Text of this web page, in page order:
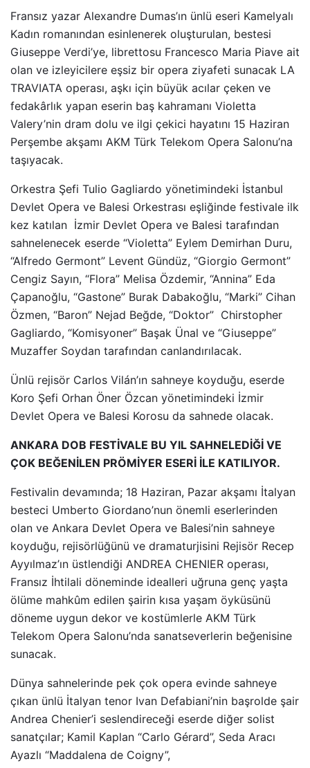
Fransız yazar Alexandre Dumas’ın ünlü eseri Kamelyalı
Kadın romanından esinlenerek oluşturulan, bestesi
Giuseppe Verdi’ye, librettosu Francesco Maria Piave ait
olan ve izleyicilere eşsiz bir opera ziyafeti sunacak LA
TRAVIATA operası, aşkı için büyük acılar çeken ve
fedakârlık yapan eserin baş kahramanı Violetta
Valery’nin dram dolu ve ilgi çekici hayatını 15 Haziran
Perşembe akşamı AKM Türk Telekom Opera Salonu’na
taşıyacak.
Orkestra Şefi Tulio Gagliardo yönetimindeki İstanbul
Devlet Opera ve Balesi Orkestrası eşliğinde festivale ilk
kez katılan İzmir Devlet Opera ve Balesi tarafından
sahnelenecek eserde “Violetta” Eylem Demirhan Duru,
“Alfredo Germont” Levent Gündüz, “Giorgio Germont”
Cengiz Sayın, “Flora” Melisa Özdemir, “Annina” Eda
Çapanoğlu, “Gastone” Burak Dabakoğlu, “Marki” Cihan
Özmen, “Baron” Nejad Beğde, “Doktor” Chirstopher
Gagliardo, “Komisyoner” Başak Ünal ve “Giuseppe”
Muzaffer Soydan tarafından canlandırılacak.
Ünlü rejisör Carlos Vilán’ın sahneye koyduğu, eserde
Koro Şefi Orhan Öner Özcan yönetimindeki İzmir
Devlet Opera ve Balesi Korosu da sahnede olacak.
ANKARA DOB FESTİVALE BU YIL SAHNELEDİĞİ VE
ÇOK BEĞENİLEN PRÖMİYER ESERİ İLE KATILIYOR.
Festivalin devamında; 18 Haziran, Pazar akşamı İtalyan
besteci Umberto Giordano’nun önemli eserlerinden
olan ve Ankara Devlet Opera ve Balesi’nin sahneye
koyduğu, rejisörlüğünü ve dramaturjisini Rejisör Recep
Ayyılmaz’ın üstlendiği ANDREA CHENIER operası,
Fransız İhtilali döneminde idealleri uğruna genç yaşta
ölüme mahkûm edilen şairin kısa yaşam öyküsünü
döneme uygun dekor ve kostümlerle AKM Türk
Telekom Opera Salonu’nda sanatseverlerin beğenisine
sunacak.
Dünya sahnelerinde pek çok opera evinde sahneye
çıkan ünlü İtalyan tenor Ivan Defabiani’nin başrolde şair
Andrea Chenier’i seslendireceği eserde diğer solist
sanatçılar; Kamil Kaplan “Carlo Gérard”, Seda Aracı
Ayazlı “Maddalena de Coigny”,